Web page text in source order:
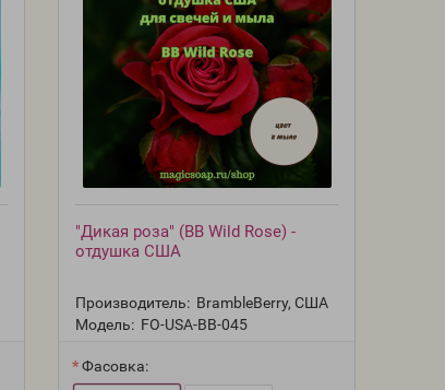
"Дикая роза" (BB Wild Rose) -
отдушка США
Производитель: BrambleBerry, США
Модель: FO-USA-BB-045
Фасовка: